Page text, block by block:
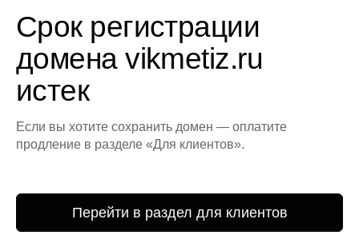
Срок регистрации
домена vikmetiz.ru
истек
Если вы хотите сохранить домен — оплатите
продление в разделе «Для клиентов».
Перейти в раздел для клиентов